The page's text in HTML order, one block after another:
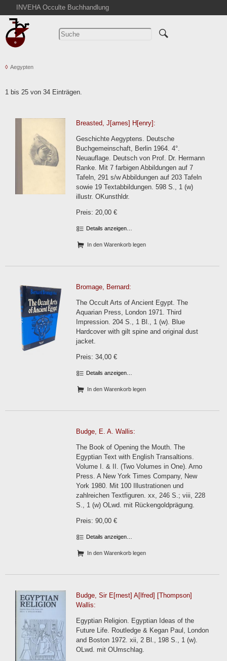
INVEHA Occulte Buchhandlung
Startseite
Detailsuche
Warenkorb
Aegypten
1 bis 25 von 34 Einträgen.
Breasted, J[ames] H[enry]:
Geschichte Aegyptens. Deutsche
Buchgemeinschaft, Berlin 1964. 4°.
Neuauflage. Deutsch von Prof. Dr. Hermann
Ranke. Mit 7 farbigen Abbildungen auf 7
Tafeln, 291 s/w Abbildungen auf 203 Tafeln
sowie 19 Textabbildungen. 598 S., 1 (w)
illustr. OKunsthldr.
Preis: 20,00 €
Details anzeigen…
In den Warenkorb legen
Bromage, Bernard:
The Occult Arts of Ancient Egypt. The
Aquarian Press, London 1971. Third
Impression. 204 S., 1 Bl., 1 (w). Blue
Hardcover with gilt spine and original dust
jacket.
Preis: 34,00 €
Details anzeigen…
In den Warenkorb legen
Budge, E. A. Wallis:
The Book of Opening the Mouth. The
Egyptian Text with English Transaltions.
Volume I. & II. (Two Volumes in One). Arno
Press. A New York Times Company, New
York 1980. Mit 100 Illustrationen und
zahlreichen Textfiguren. xx, 246 S.; viii, 228
S., 1 (w) OLwd. mit Rückengoldprägung.
Preis: 90,00 €
Details anzeigen…
In den Warenkorb legen
Budge, Sir E[rnest] A[lfred] [Thompson]
Wallis:
Egyptian Religion. Egyptian Ideas of the
Future Life. Routledge & Kegan Paul, London
and Boston 1972. xii, 2 Bl., 198 S., 1 (w).
OLwd. mit OUmschlag.